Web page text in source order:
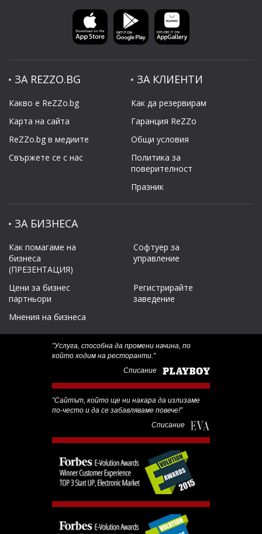
ЗА REZZO.BG
Какво е ReZZo.bg
Карта на сайта
ReZZo.bg в медиите
Свържете се с нас
ЗА КЛИЕНТИ
Как да резервирам
Гаранция ReZZo
Общи условия
Политикa за
поверителност
Празник
ЗА БИЗНЕСА
Как помагаме на
бизнеса
(ПРЕЗЕНТАЦИЯ)
Софтуер за
управление
Цени за бизнес
партньори
Регистрирайте
заведение
Мнения на бизнеса
‟Услуга, способна да промени начина, по
който ходим на ресторанти.”
Списание
‟Сайтът, който ще ни накара да излизаме
по-често и да се забавляваме повече!”
Списание